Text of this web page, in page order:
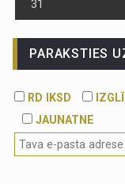
31
PARAKSTIES
RD IKSD
JAUNATNE